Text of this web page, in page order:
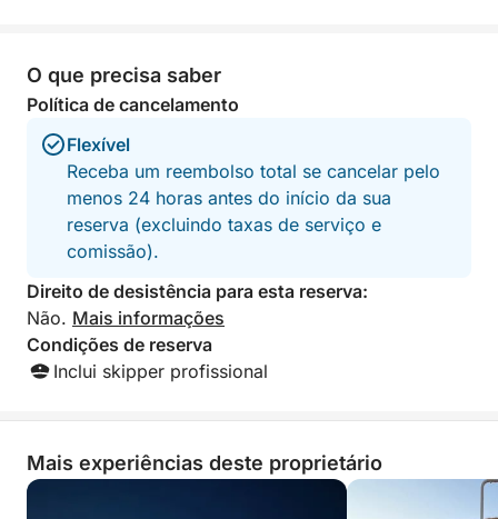
COM UM MÍNIMO DE 8 PESSOAS
O que precisa saber
Política de cancelamento
Flexível
Receba um reembolso total se cancelar pelo
menos 24 horas antes do início da sua
reserva (excluindo taxas de serviço e
comissão).
Direito de desistência para esta reserva:
Não. Mais informações
Condições de reserva
Inclui skipper profissional
Mais experiências deste proprietário